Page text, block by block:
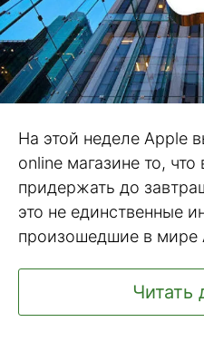
На этой неделе Apple
online магазине то,
придержать до
это не единственные
произошедшие в мире
Читать